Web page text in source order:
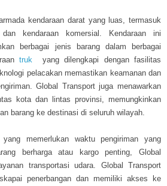
kendaraan darat yang luas, termasuk
kendaraan komersial. Kendaraan ini
berbagai jenis barang dalam berbagai
truk yang dilengkapi dengan fasilitas
pelacakan memastikan keamanan dan
Global Transport juga menawarkan
kota dan lintas provinsi, memungkinkan
barang ke destinasi di seluruh wilayah.
memerlukan waktu pengiriman yang
berharga atau kargo penting, Global
transportasi udara. Global Transport
penerbangan dan memiliki akses ke